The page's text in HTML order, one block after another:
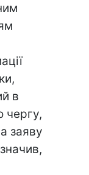
в
чергу,
заяву